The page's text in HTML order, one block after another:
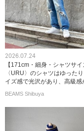
2026.07.24
【171cm・細身・シャツサイ
〈URU〉のシャツはゆった
イズ感で光沢があり、高級感
BEAMS Shibuya